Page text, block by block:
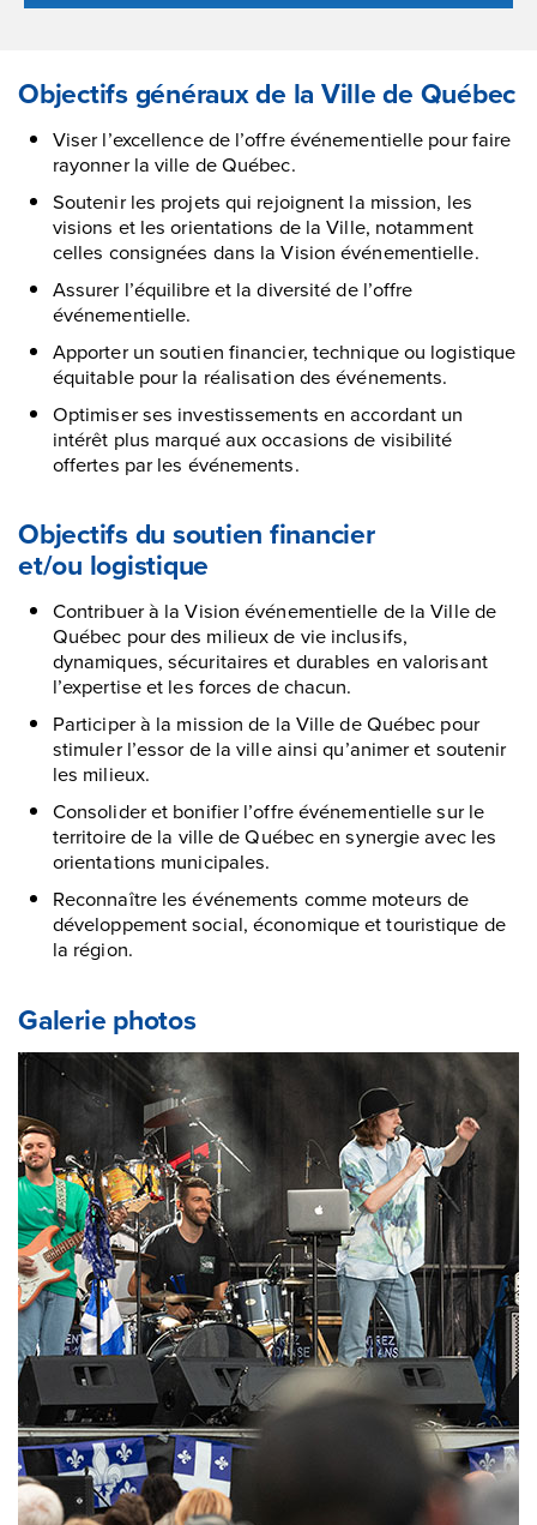
Objectifs généraux de la Ville de Québec
Viser l’excellence de l’offre événementielle pour faire
rayonner la ville de Québec.
Soutenir les projets qui rejoignent la mission, les
visions et les orientations de la Ville, notamment
celles consignées dans la Vision événementielle.
Assurer l’équilibre et la diversité de l’offre
événementielle.
Apporter un soutien financier, technique ou logistique
équitable pour la réalisation des événements.
Optimiser ses investissements en accordant un
intérêt plus marqué aux occasions de visibilité
offertes par les événements.
Objectifs du soutien financier
et/ou logistique
Contribuer à la Vision événementielle de la Ville de
Québec pour des milieux de vie inclusifs,
dynamiques, sécuritaires et durables en valorisant
l’expertise et les forces de chacun.
Participer à la mission de la Ville de Québec pour
stimuler l’essor de la ville ainsi qu’animer et soutenir
les milieux.
Consolider et bonifier l’offre événementielle sur le
territoire de la ville de Québec en synergie avec les
orientations municipales.
Reconnaître les événements comme moteurs de
développement social, économique et touristique de
la région.
Galerie photos